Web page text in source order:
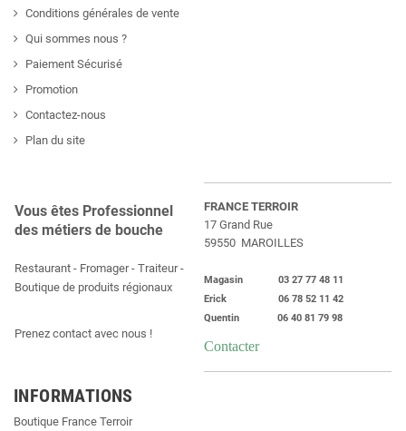
Conditions générales de vente
Qui sommes nous ?
Paiement Sécurisé
Promotion
Contactez-nous
Plan du site
Vous êtes Professionnel
des métiers de bouche
Restaurant - Fromager - Traiteur -
Boutique de produits régionaux
Prenez contact avec nous !
FRANCE TERROIR
17 Grand Rue
59550 MAROILLES
Magasin 03 27 77 48 11
Erick 06 78 52 11 42
Quentin 06 40 81 79 98
Contacter
INFORMATIONS
Boutique France Terroir